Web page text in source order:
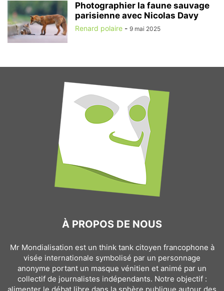
Photographier la faune sauvage
parisienne avec Nicolas Davy
Renard polaire - 9 mai 2025
À PROPOS DE NOUS
Mr Mondialisation est un think tank citoyen francophone à
visée internationale symbolisé par un personnage
anonyme portant un masque vénitien et animé par un
collectif de journalistes indépendants. Notre objectif :